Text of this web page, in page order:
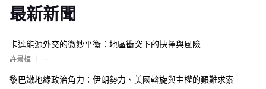
最新新聞
卡達能源外交的微妙平衡：地區衝突下的抉擇與風險
許景桓 --
黎巴嫩地緣政治角力：伊朗勢力、美國斡旋與主權的艱難求索